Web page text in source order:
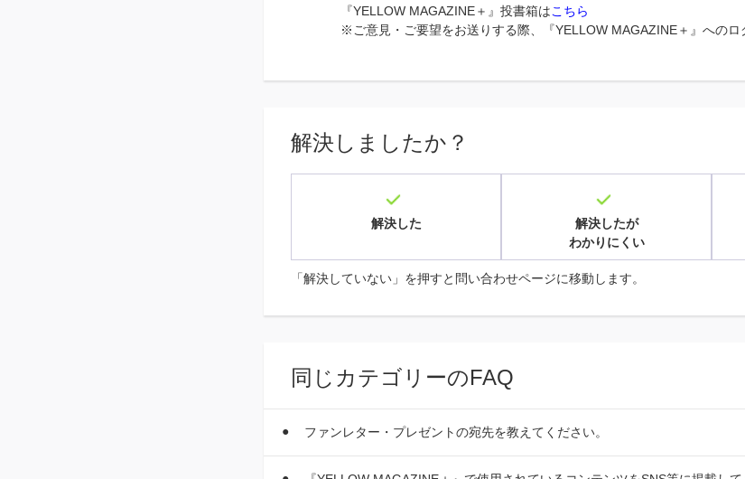
『YELLOW MAGAZINE＋』投書箱はこちら
※ご意見・ご要望をお送りする際、『YELLOW MAGAZINE＋』へのロ
解決しましたか？
解決した
解決したが
わかりにくい
「解決していない」を押すと問い合わせページに移動します。
同じカテゴリーのFAQ
ファンレター・プレゼントの宛先を教えてください。